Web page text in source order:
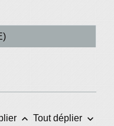
keyboard_arrow_up Tout déplier keyboard_arrow_down